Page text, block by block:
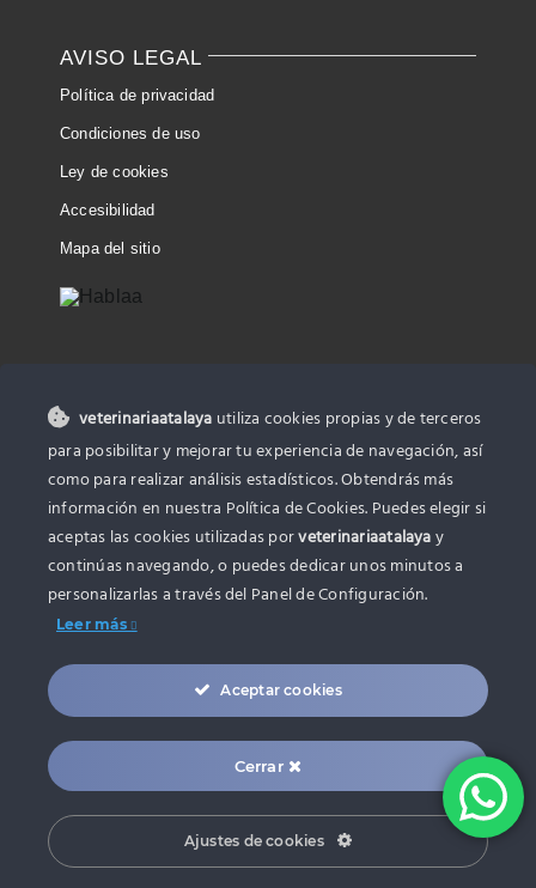
AVISO LEGAL
Política de privacidad
Condiciones de uso
Ley de cookies
Accesibilidad
Mapa del sitio
CONTACTO
Calle TIRSO DE MOLINA, 20, BAJO-
DCHA (5,72 km) 46015 Valencia
963 46 04 47
630 045 173
atalayavet@gmail.com
© Copyright 2022 - 2026 | Diseño y desarrollo web
zonadeweb.com
veterinariaatalaya utiliza cookies propias y de terceros
para posibilitar y mejorar tu experiencia de navegación, así
como para realizar análisis estadísticos. Obtendrás más
información en nuestra Política de Cookies. Puedes elegir si
aceptas las cookies utilizadas porveterinariaatalayay
continúas navegando, o puedes dedicar unos minutos a
personalizarlas a través del Panel de Configuración.
Leer más
Aceptar cookies
Cerrar
Ajustes de cookies